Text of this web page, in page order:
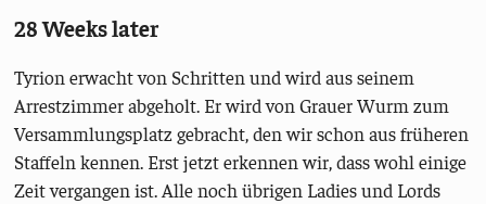
28 Weeks later
Tyrion erwacht von Schritten und wird aus seinem
Arrestzimmer abgeholt. Er wird von Grauer Wurm zum
Versammlungsplatz gebracht, den wir schon aus früheren
Staffeln kennen. Erst jetzt erkennen wir, dass wohl einige
Zeit vergangen ist. Alle noch übrigen Ladies und Lords